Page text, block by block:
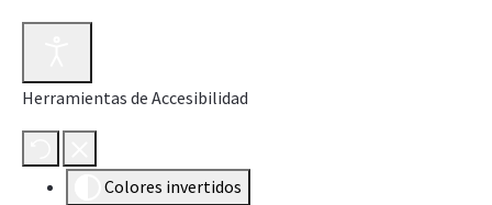
Herramientas de Accesibilidad
Colores invertidos